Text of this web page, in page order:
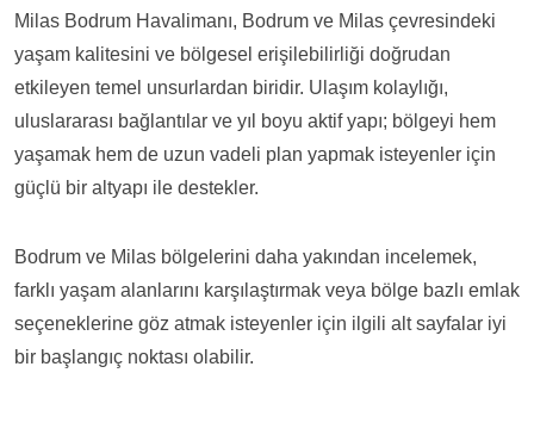
Milas Bodrum Havalimanı, Bodrum ve Milas çevresindeki
yaşam kalitesini ve bölgesel erişilebilirliği doğrudan
etkileyen temel unsurlardan biridir. Ulaşım kolaylığı,
uluslararası bağlantılar ve yıl boyu aktif yapı; bölgeyi hem
yaşamak hem de uzun vadeli plan yapmak isteyenler için
güçlü bir altyapı ile destekler.
Bodrum ve Milas bölgelerini daha yakından incelemek,
farklı yaşam alanlarını karşılaştırmak veya bölge bazlı emlak
seçeneklerine göz atmak isteyenler için ilgili alt sayfalar iyi
bir başlangıç noktası olabilir.